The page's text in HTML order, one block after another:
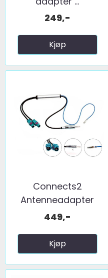
249,-
Kjøp
Connects2
Antenneadapter
(FM) 2 x fakra ...
449,-
Kjøp